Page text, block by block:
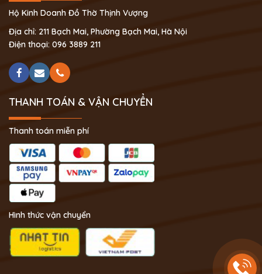
Hộ Kinh Doanh Đồ Thờ Thịnh Vượng
Địa chỉ: 211 Bạch Mai, Phường Bạch Mai, Hà Nội
Điện thoại: 096 3889 211
THANH TOÁN & VẬN CHUYỂN
Thanh toán miễn phí
Hình thức vận chuyển